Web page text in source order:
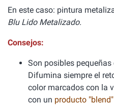
En este caso: pintura
Blu Lido Metalizado.
Consejos:
Son posibles
Difumina siempre el
color marcados con la
con un producto